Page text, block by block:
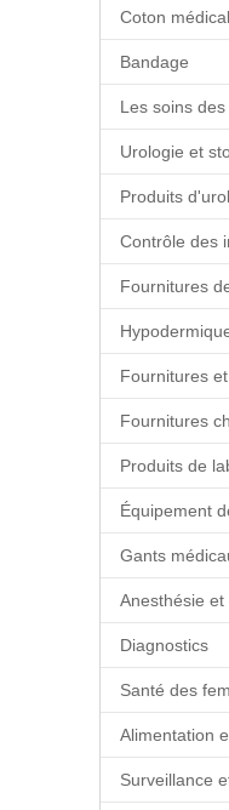
Coton médical
Bandage
Les soins
Urologie et
Fournitures
Fournitures
Produits de
Gants
Diagnostics
Santé des
Alimentation